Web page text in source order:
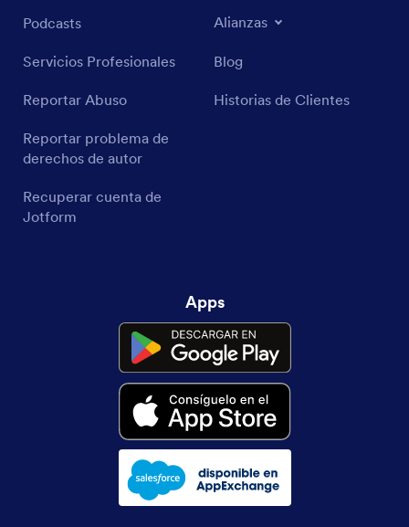
Podcasts
Servicios Profesionales
Reportar Abuso
Reportar problema de
derechos de autor
Recuperar cuenta de
Jotform
Alianzas
Blog
Historias de Clientes
Apps